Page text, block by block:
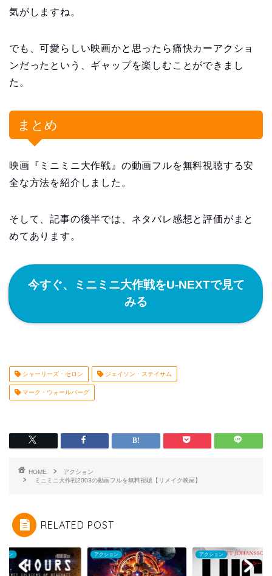
気がしますね。
でも、可愛らしい映画かと思ったら痛快カーアクショ
ンだったという、ギャップを楽しむことができまし
た。
まとめ
映画『ミニミニ大作戦』の動画フルを無料視聴する安
全な方法を紹介しました。
そして、記事の後半では、ネタバレ感想と評価がまと
めてあります。
今すぐ、ミニミニ大作戦をU-NEXTで見て
みる
シャーリーズ・セロン ジェイソン・ステイサム
マーク・ウォールバーグ
HOME
アクション
ミニミニ大作戦2003の動画フルを無料視聴【リメイク映画】
RELATED POST
ョン アクション アクション